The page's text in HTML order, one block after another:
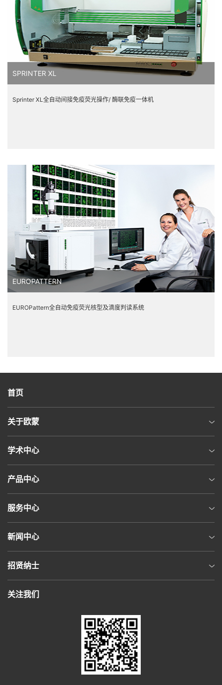
SPRINTER XL
Sprinter XL全自动间接免疫荧光操作/ 酶联免疫一体机
EUROPATTERN
EUROPattern全自动免疫荧光核型及滴度判读系统
首页
关于欧蒙
学术中心
产品中心
服务中心
新闻中心
招贤纳士
关注我们